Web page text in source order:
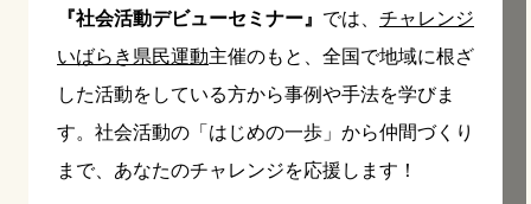
『社会活動デビューセミナー』 では、 チャレンジ
いばらき県民運動主催のもと、全国で地域に根ざ
した活動をしている方から事例や手法を学びま
す。社会活動の「はじめの一歩」から仲間づくり
まで、あなたのチャレンジを応援します！